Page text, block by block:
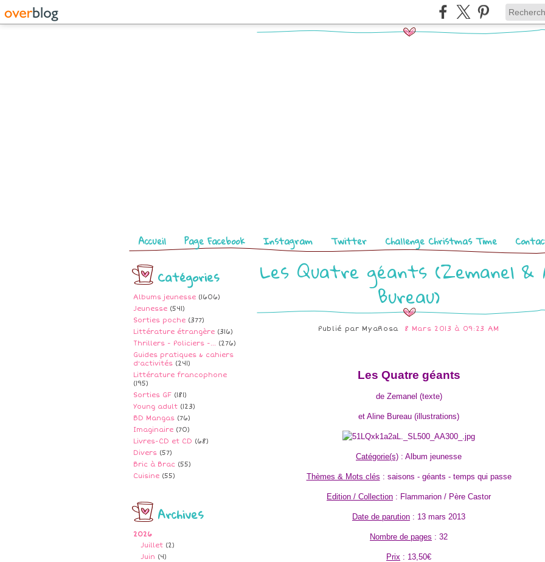
Pages
Accueil Page Facebook Instagram Twitter Challenge Christmas Time
Catégories
Albums jeunesse (1606)
Jeunesse (541)
Sorties poche (377)
Littérature étrangère (316)
Thrillers - Policiers -... (276)
Guides pratiques & cahiers
d'activités (241)
Littérature francophone
(195)
Sorties GF (181)
Young adult (123)
BD Mangas (76)
Imaginaire (70)
Livres-CD et CD (68)
Divers (57)
Bric à Brac (55)
Cuisine (55)
Archives
2026
Juillet (2)
Juin (4)
Les Quatre géants (Zemanel &
Bureau)
Publié par MyaRosa 8 Mars 2013 à 09:23 AM
Les Quatre géants
de Zemanel (texte)
et Aline Bureau (illustrations)
Catégorie(s) : Album jeunesse
Thèmes & Mots clés : saisons - géants - temps qui passe
Edition / Collection : Flammarion / Père Castor
Date de parution : 13 mars 2013
Nombre de pages : 32
Prix : 13,50€